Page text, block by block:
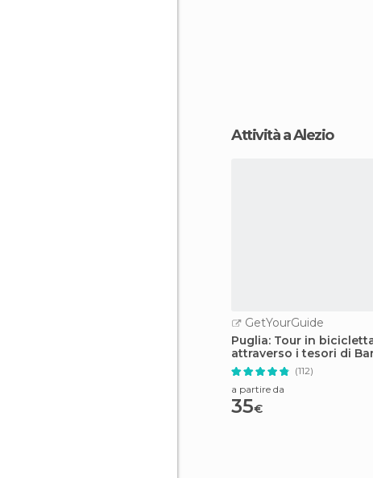
Attività a Alezio
GetYourGuide
Puglia: Tour in
attraverso i tesori di
(112)
a partire da
35€